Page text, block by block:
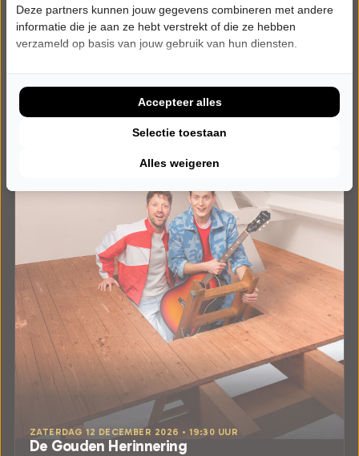
Tickets
ZATERDAG 12 DECEMBER 2026 • 19:30 UUR
De Gouden Herinnering
Deze partners kunnen jouw gegevens combineren met andere
informatie die je aan ze hebt verstrekt of die ze hebben
verzameld op basis van jouw gebruik van hun diensten.
Alles weigeren
Selectie toestaan
Accepteer alles